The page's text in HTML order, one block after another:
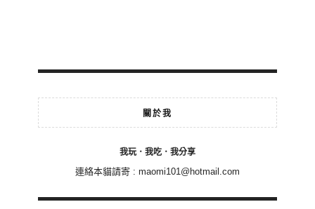
關於我
我玩．我吃．我分享
連絡本貓請寄 : maomi101@hotmail.com